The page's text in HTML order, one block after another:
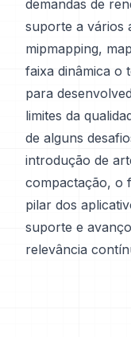
demandas de
suporte a vários
mipmapping,
faixa dinâmica o
para
limites da
de alguns
introdução de
compactação, o
pilar dos
suporte e
relevância